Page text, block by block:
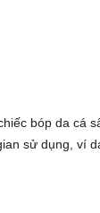
bóp da cá
sử dụng, ví